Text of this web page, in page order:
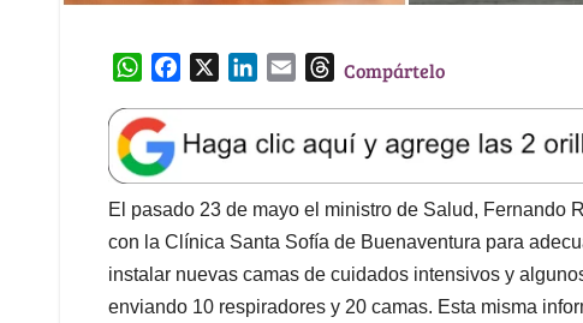
W
a
t
s
A
p
p
e
b
o
o
k
k
e
d
I
n
l
T
e
a
d
s
Compártelo
El pasado 23 de mayo el ministro de Salud, Fernando
con la Clínica Santa Sofía de Buenaventura para
instalar nuevas camas de cuidados intensivos y
enviando 10 respiradores y 20 camas. Esta misma